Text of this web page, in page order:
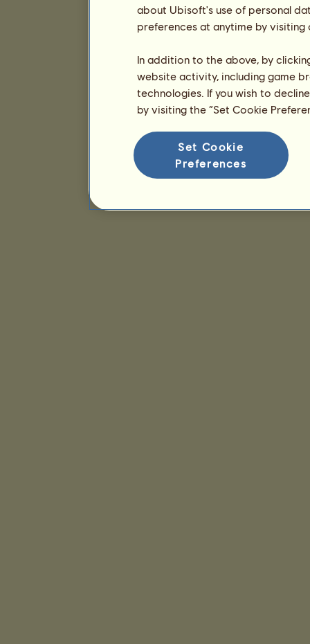
about Ubisoft's use of personal
preferences at anytime by
In addition to the above, by
website activity, including game
technologies. If you wish to
by visiting the “Set Cookie
Set Cookie
Preferences